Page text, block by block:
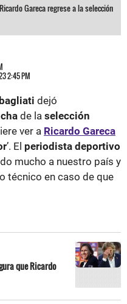
Gareca regrese a la selección
2:45 PM
dejó
de la selección
ver a Ricardo Gareca
’. El periodista deportivo
mucho a nuestro país y
técnico en caso de que
que Ricardo